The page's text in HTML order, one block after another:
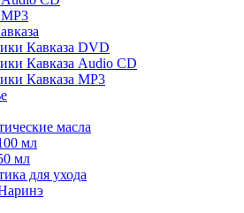
Кавказа DVD
Кавказа Audio CD
Кавказа MP3
масла
мл
мл
для ухода